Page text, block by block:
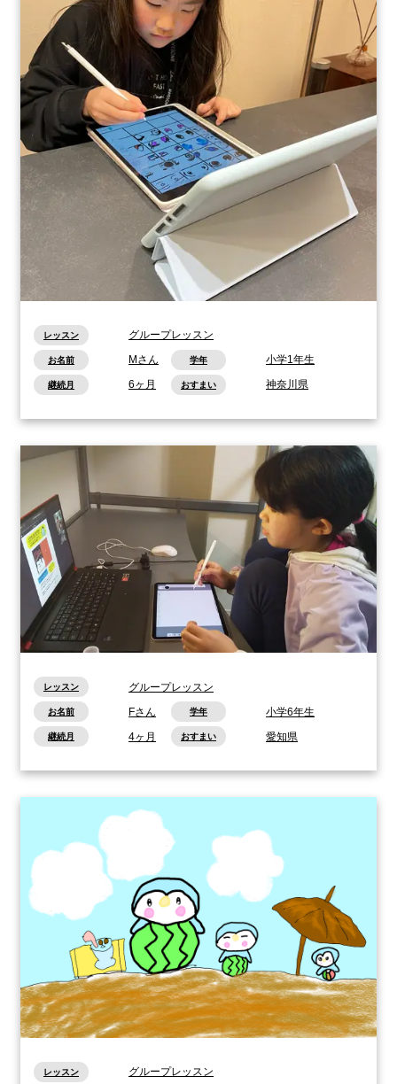
レッスン グループレッスン
お名前 Mさん 学年 小学1年生
継続月 6ヶ月 おすまい 神奈川県
レッスン グループレッスン
お名前 Fさん 学年 小学6年生
継続月 4ヶ月 おすまい 愛知県
レッスン グループレッスン